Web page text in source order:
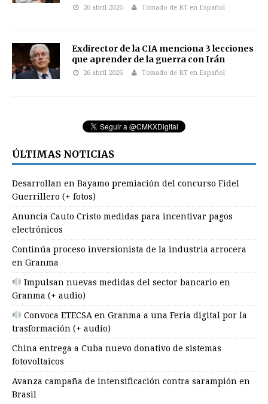
26 abril 2026 Tomado de RT en Español
Exdirector de la CIA menciona 3 lecciones
que aprender de la guerra con Irán
26 abril 2026 Tomado de RT en Español
ÚLTIMAS NOTICIAS
Desarrollan en Bayamo premiación del concurso Fidel
Guerrillero (+ fotos)
Anuncia Cauto Cristo medidas para incentivar pagos
electrónicos
Continúa proceso inversionista de la industria arrocera
en Granma
Impulsan nuevas medidas del sector bancario en
Granma (+ audio)
Convoca ETECSA en Granma a una Feria digital por la
trasformación (+ audio)
China entrega a Cuba nuevo donativo de sistemas
fotovoltaicos
Avanza campaña de intensificación contra sarampión en
Brasil